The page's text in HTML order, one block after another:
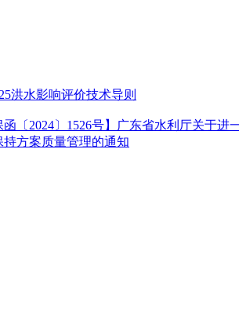
洪水影响评价技术导则
函〔2024〕1526号】广东省水利厅关于进
方案质量管理的通知